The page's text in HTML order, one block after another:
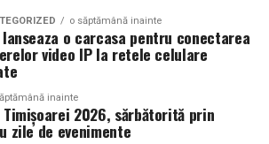
constantă de oportunități și
fără limite
Oriflame inspirată din parfumeria
o săptămână inainte
o carcasa pentru conectarea
video IP la retele celulare
inainte
Timișoarei 2026, sărbătorită prin
zile de evenimente